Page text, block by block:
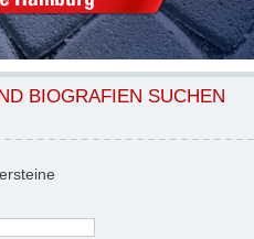
BIOGRAFIEN SUCHEN